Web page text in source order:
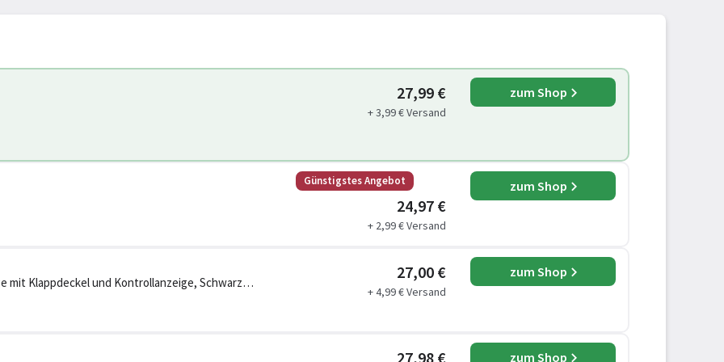
27,99 €
+ 3,99 € Versand
zum Shop
Günstigstes Angebot
24,97 €
+ 2,99 € Versand
zum Shop
mit Klappdeckel und Kontrollanzeige, Schwarz
27,00 €
+ 4,99 € Versand
zum Shop
27,98 € zum Shop